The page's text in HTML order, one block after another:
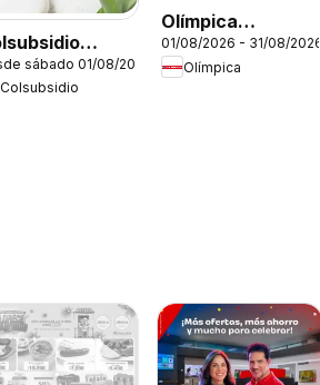
sábado 01/08/2026
Colsubsidio
Olímpica
catálogo
01/08/2026 - 31/08/2026
Olímpica